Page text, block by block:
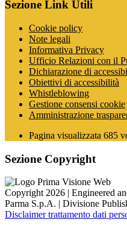
Sezione Link Utili
Cookie policy
Note legali
Informativa Privacy
Ufficio Relazioni con il
Dichiarazione di
Obiettivi di accessibilità
Whistleblowing
Gestione consensi cookie
Amministrazione
Pagina visualizzata 685
Sezione Copyright
Copyright 2026 | Engineered
Parma S.p.A. | Divisione
Disclaimer trattamento dati